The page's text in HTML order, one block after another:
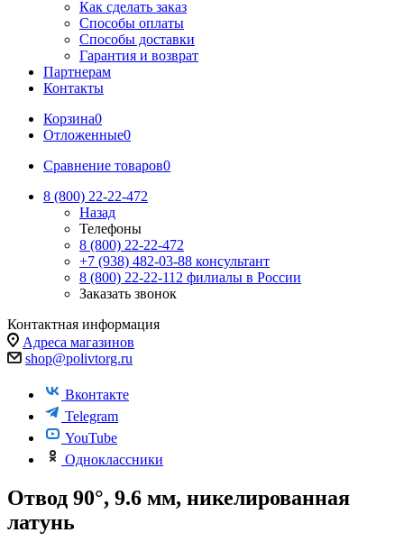
Как сделать заказ
Способы оплаты
Способы доставки
Гарантия и возврат
Партнерам
Контакты
Корзина0
Отложенные0
Сравнение товаров0
8 (800) 22-22-472
Назад
Телефоны
8 (800) 22-22-472
+7 (938) 482-03-88 консультант
8 (800) 22-22-112 филиалы в России
Заказать звонок
Контактная информация
Адреса магазинов
shop@polivtorg.ru
Вконтакте
Telegram
YouTube
Одноклассники
Отвод 90°, 9.6 мм, никелированная
латунь